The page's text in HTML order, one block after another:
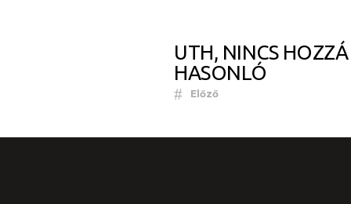
UTH, NINCS HOZZÁ
HASONLÓ
Előző